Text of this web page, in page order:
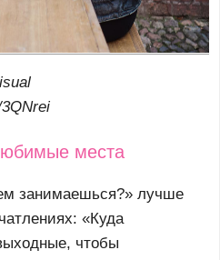
места
занимаешься?» лучше
«Куда
чтобы